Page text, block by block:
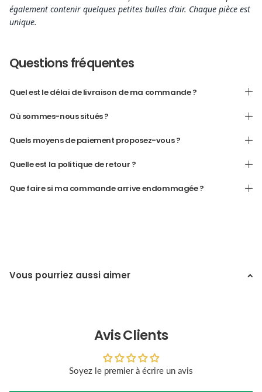
également contenir quelques petites bulles d'air. Chaque pièce est
unique.
Questions fréquentes
Quel est le délai de livraison de ma commande ?
Où sommes-nous situés ?
Quels moyens de paiement proposez-vous ?
Quelle est la politique de retour ?
Que faire si ma commande arrive endommagée ?
Vous pourriez aussi aimer
Avis Clients
Soyez le premier à écrire un avis